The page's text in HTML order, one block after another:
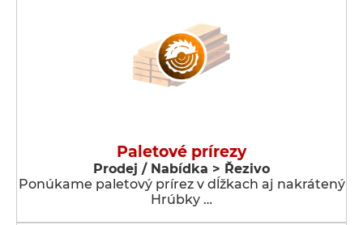
Paletové prírezy
Prodej / Nabídka > Řezivo
Ponúkame paletový prírez v dĺžkach aj nakrátený
Hrúbky …